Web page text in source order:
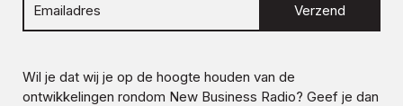
Verzend
Wil je dat wij je op de hoogte houden van de
ontwikkelingen rondom New Business Radio? Geef je dan